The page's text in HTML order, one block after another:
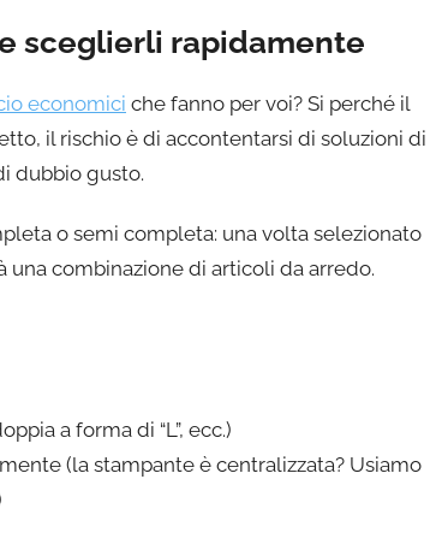
sceglierli rapidamente
economici che fanno per voi? Si perché il
il rischio è di accontentarsi di soluzioni di
dubbio gusto.
o semi completa: una volta selezionato
combinazione di articoli da arredo.
a forma di “L”, ecc.)
(la stampante è centralizzata? Usiamo